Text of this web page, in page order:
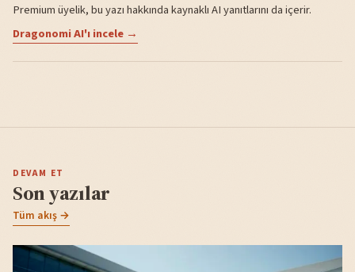
Premium üyelik, bu yazı hakkında kaynaklı AI yanıtlarını da içerir.
Dragonomi AI'ı incele →
DEVAM ET
Son yazılar
Tüm akış →